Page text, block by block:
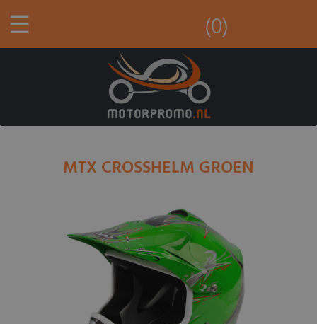
☰ (0)
MTX CROSSHELM GROEN